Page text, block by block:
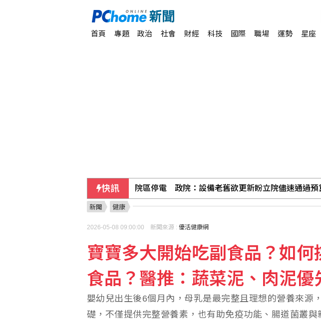
首頁 專題 政治 社會 財經 科技 國際 職場 運勢 星座
快訊 院區停電 政院：設備老舊欲更新盼立院儘速通過預
人工智慧熱潮帶動需求 中國7月出口年增23.9%
「六都電競 x 傳說對決城市賽」桃園站本周日開戰
新聞 健康
2026-05-08 09:00:00 新聞來源 : 優活健康網
寶寶多大開始吃副食品？如何
食品？醫推：蔬菜泥、肉泥優
嬰幼兒出生後6個月內，母乳是最完整且理想的營養來源
礎，不僅提供完整營養素，也有助免疫功能、腸道菌叢